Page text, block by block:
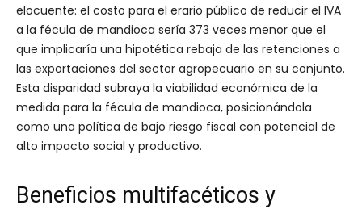
elocuente: el costo para el erario público de reducir el IVA
a la fécula de mandioca sería 373 veces menor que el
que implicaría una hipotética rebaja de las retenciones a
las exportaciones del sector agropecuario en su conjunto.
Esta disparidad subraya la viabilidad económica de la
medida para la fécula de mandioca, posicionándola
como una política de bajo riesgo fiscal con potencial de
alto impacto social y productivo.
Beneficios multifacéticos y